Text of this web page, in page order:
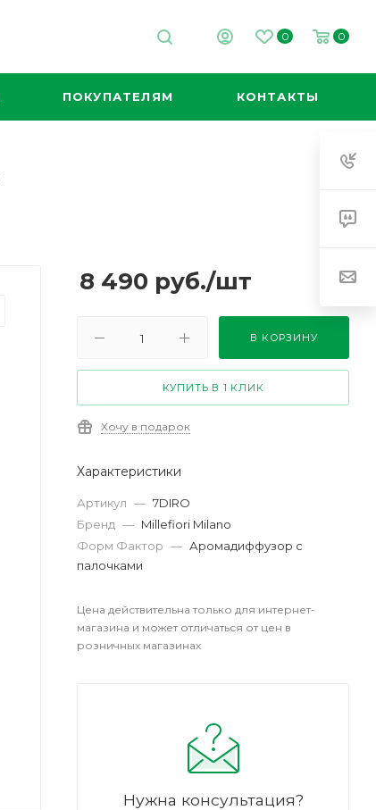
0 0
ПОКУПАТЕЛЯМ КОНТАКТЫ
8 490 руб./шт
В КОРЗИНУ
КУПИТЬ В 1 КЛИК
Хочу в подарок
Характеристики
Артикул — 7DIRO
Бренд — Millefiori Milano
Форм Фактор — Аромадиффузор с
палочками
Цена действительна только для интернет-
магазина и может отличаться от цен в
розничных магазинах
Нужна консультация?